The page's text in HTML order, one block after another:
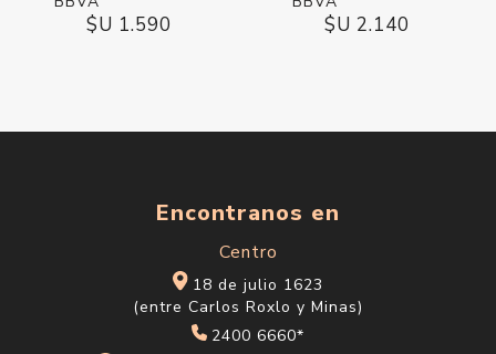
$U 1.590 $U 2.140
Encontranos en
Centro
18 de julio 1623
(entre Carlos Roxlo y Minas)
2400 6660*